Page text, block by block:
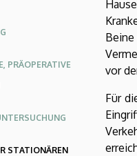
PRÄOPERATIVE
STATIONÄREN
vor
Für